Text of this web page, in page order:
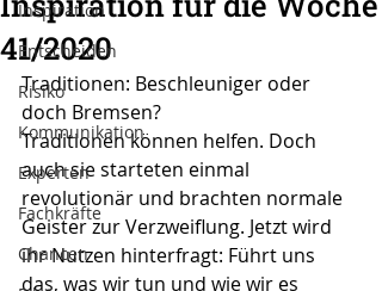
Inspiration
Entscheiden
Risiko
Kommunikation
Experten
Fachkräfte
Chancen
41/2020
Traditionen: Beschleuniger oder
doch Bremsen?
Traditionen können helfen. Doch
auch sie starteten einmal
revolutionär und brachten normale
Geister zur Verzweiflung. Jetzt wird
ihr Nutzen hinterfragt: Führt uns
das, was wir tun und wie wir es